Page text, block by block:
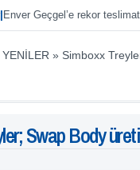
Geçgel’e rekor teslimat 63
YENİLER » Simboxx
Swap Body